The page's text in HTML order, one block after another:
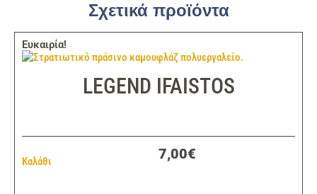
Σχετικά προϊόντα
Ευκαιρία!
LEGEND IFAISTOS
Καλάθι 7,00€